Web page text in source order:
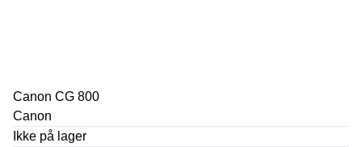
Canon CG 800
Canon
Ikke på lager